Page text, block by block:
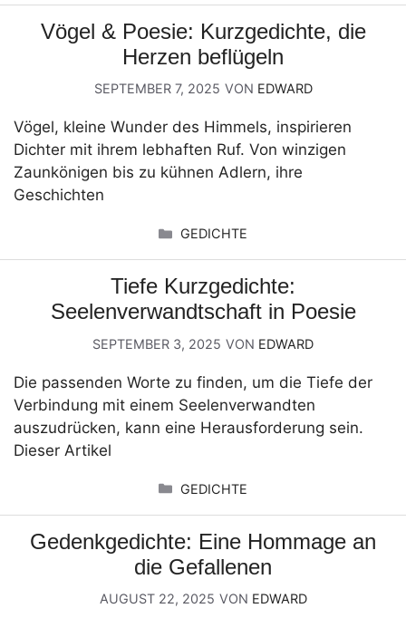
Vögel & Poesie: Kurzgedichte, die
Herzen beflügeln
SEPTEMBER 7, 2025 VON EDWARD
Vögel, kleine Wunder des Himmels, inspirieren
Dichter mit ihrem lebhaften Ruf. Von winzigen
Zaunkönigen bis zu kühnen Adlern, ihre
Geschichten
KATEGORIEN
GEDICHTE
Tiefe Kurzgedichte:
Seelenverwandtschaft in Poesie
SEPTEMBER 3, 2025 VON EDWARD
Die passenden Worte zu finden, um die Tiefe der
Verbindung mit einem Seelenverwandten
auszudrücken, kann eine Herausforderung sein.
Dieser Artikel
KATEGORIEN
GEDICHTE
Gedenkgedichte: Eine Hommage an
die Gefallenen
AUGUST 22, 2025 VON EDWARD